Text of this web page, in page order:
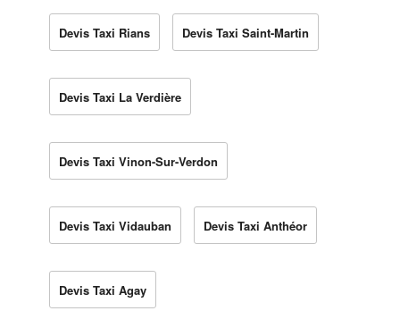
Devis Taxi Rians Devis Taxi Saint-Martin
Devis Taxi La Verdière
Devis Taxi Vinon-Sur-Verdon
Devis Taxi Vidauban Devis Taxi Anthéor
Devis Taxi Agay